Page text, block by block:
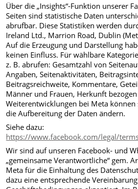
Über die „Insights“-Funktion unserer
Seiten sind statistische Daten
abrufbar. Diese Statistiken werden
Ireland Ltd., Marrion Road, Dublin
Auf die Erzeugung und Darstellung
keinen Einfluss. Für wählbare
z. B. abrufen: Gesamtzahl von
Angaben, Seitenaktivitäten,
Beitragsreichweite, Kommentare,
Männer und Frauen, Herkunft
Weiterentwicklungen bei Meta
die Aufbereitung der Daten ändern.
Siehe dazu:
https://www.facebook.com/legal/
Wir sind auf unseren Facebook- und
„gemeinsame Verantwortliche“ gem.
Meta für die Einhaltung des
dazu eine entsprechende